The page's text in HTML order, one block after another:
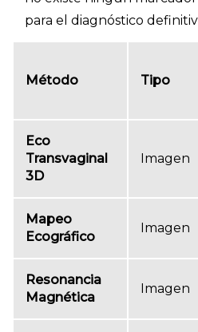
para el diagnóstico
Método Tipo
Eco
Transvaginal
3D
Imagen
Mapeo
Ecográfico
Imagen
Resonancia
Magnética
Imagen